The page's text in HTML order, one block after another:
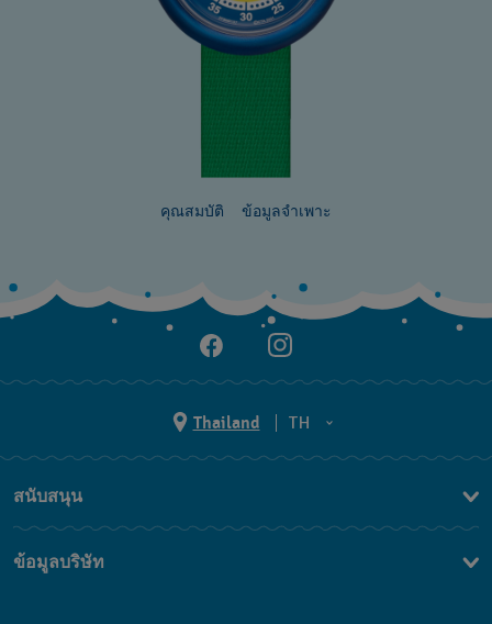
คุณสมบัติ ข้อมูลจำเพาะ
Thailand
TH
TH
สนับสนุน
ข้อมูลบริษัท